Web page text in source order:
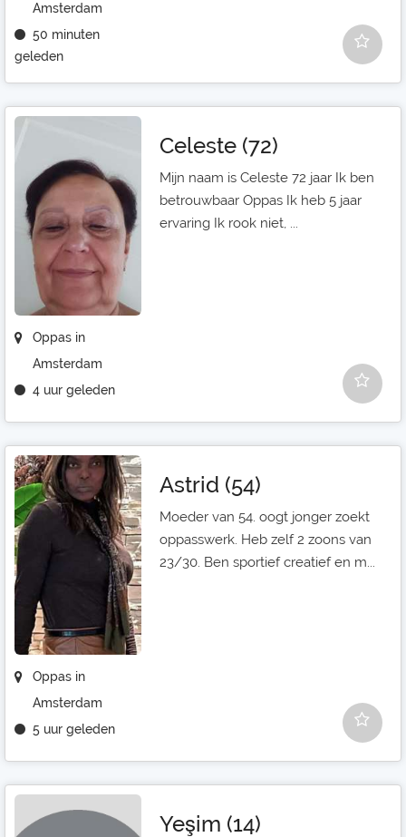
Amsterdam
50 minuten
geleden
Oppas in
Amsterdam
4 uur geleden
Celeste (72)
Mijn naam is Celeste 72 jaar Ik ben
betrouwbaar Oppas Ik heb 5 jaar
ervaring Ik rook niet, ...
Oppas in
Amsterdam
5 uur geleden
Astrid (54)
Moeder van 54. oogt jonger zoekt
oppasswerk. Heb zelf 2 zoons van
23/30. Ben sportief creatief en m...
Yeşim (14)